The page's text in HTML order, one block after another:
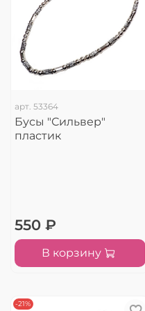
арт. 53364
Бусы "Сильвер"
пластик
550 ₽
В корзину
-21%